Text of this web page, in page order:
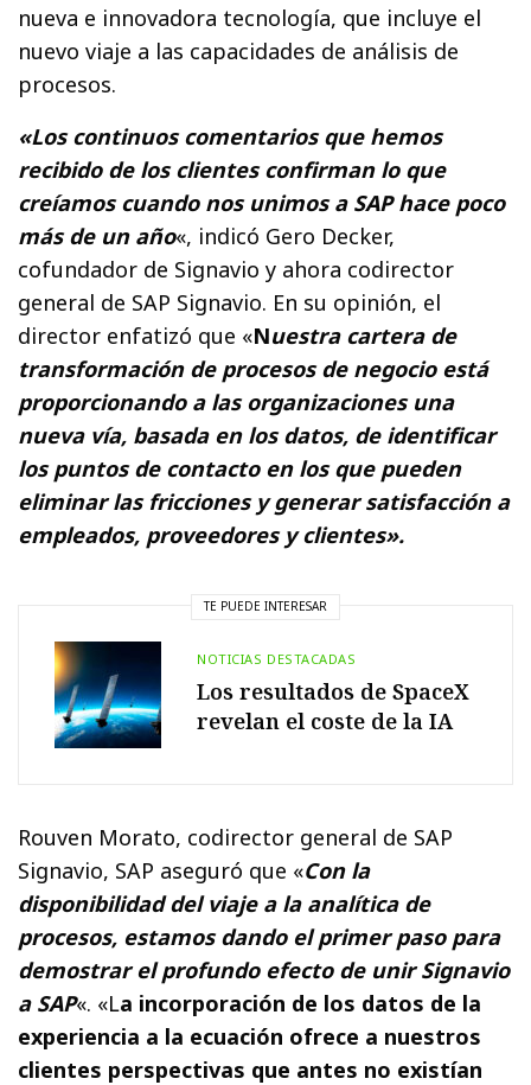
nueva e innovadora tecnología, que incluye el
nuevo viaje a las capacidades de análisis de
procesos.
«Los continuos comentarios que hemos
recibido de los clientes confirman lo que
creíamos cuando nos unimos a SAP hace poco
más de un año«, indicó Gero Decker,
cofundador de Signavio y ahora codirector
general de SAP Signavio. En su opinión, el
director enfatizó que «Nuestra cartera de
transformación de procesos de negocio está
proporcionando a las organizaciones una
nueva vía, basada en los datos, de identificar
los puntos de contacto en los que pueden
eliminar las fricciones y generar satisfacción a
empleados, proveedores y clientes».
TE PUEDE INTERESAR
NOTICIAS DESTACADAS
Los resultados de SpaceX
revelan el coste de la IA
Rouven Morato, codirector general de SAP
Signavio, SAP aseguró que «Con la
disponibilidad del viaje a la analítica de
procesos, estamos dando el primer paso para
demostrar el profundo efecto de unir Signavio
a SAP«. «La incorporación de los datos de la
experiencia a la ecuación ofrece a nuestros
clientes perspectivas que antes no existían